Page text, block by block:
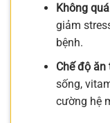
Không
giảm
bệnh.
Chế độ
sống,
cường hệ